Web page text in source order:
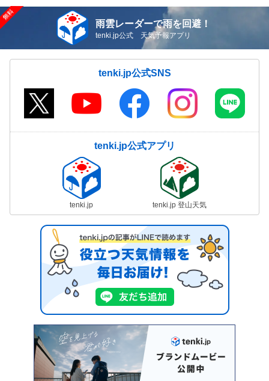
雨雲レーダーで雨を回避！
tenki.jp公式 天気予報アプリ
tenki.jp公式SNS
tenki.jp公式アプリ
tenki.jp tenki.jp 登山天気